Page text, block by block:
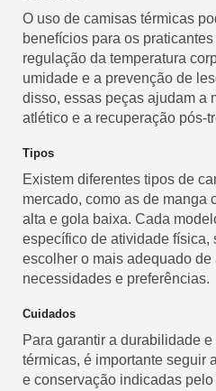
O uso de camisas térmicas
benefícios para os
regulação da temperatura
umidade e a prevenção de
disso, essas peças ajudam a
atlético e a recuperação pós-
Tipos
Existem diferentes tipos de
mercado, como as de manga
alta e gola baixa. Cada
específico de atividade física,
escolher o mais adequado
necessidades e preferências.
Cuidados
Para garantir a durabilidade
térmicas, é importante seguir
e conservação indicadas